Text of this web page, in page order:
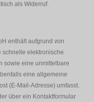
als Widerruf.
enthält aufgrund von
schnelle elektronische
sowie eine unmittelbare
eine allgemeine
(E-Mail-Adresse) umfasst.
über ein Kontaktformular